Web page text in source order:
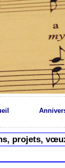
projets,